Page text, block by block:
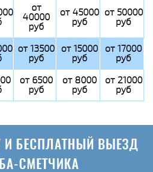
от
40000
руб
от 45000
руб
от 50000
руб
от 13500
руб
от 15000
руб
от 17000
руб
от 6500
руб
от 8000
руб
от 21000
руб
И БЕСПЛАТНЫЙ ВЫЕЗД
СМЕТЧИКА